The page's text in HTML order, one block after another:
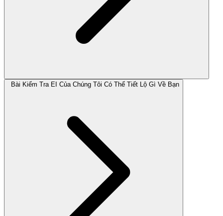
Bài Kiểm Tra EI Của Chúng Tôi Có Thể Tiết Lộ Gì Về Bạn